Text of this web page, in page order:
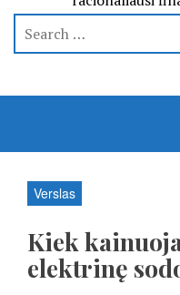
Verslas
Kiek
elektrinę